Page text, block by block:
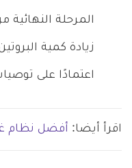
المرحلة
زيادة كمية
اعتمادًا على
اقرأ أيضا: أفضل نظام